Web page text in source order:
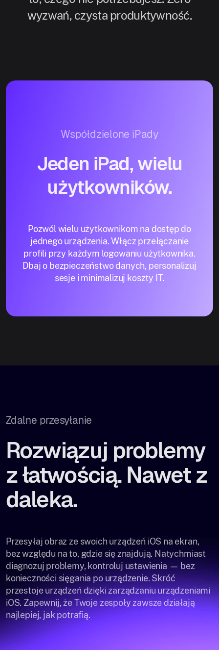
wyzwań, czysta produktywność.
Współdzielone iPady
Jeden iPad, wielu
użytkowników.
Pozwól wielu użytkownikom na dostęp do
jednego urządzenia. Włącz przełączanie
profili przy każdym logowaniu użytkownika.
Dbaj o bezpieczeństwo danych, personalizuj
sesje i minimalizuj koszty IT.
Zdalne przesyłanie
Rozwiązuj problemy
z łatwością. Nawet z
daleka.
Przesyłaj obraz ze swoich urządzeń iOS na ekran,
bez względu na to, gdzie się znajdują. Natychmiast
diagnozuj problemy, kontroluj ustawienia — bez
konieczności sięgania po urządzenie. Skróć
przestoje urządzeń dzięki zarządzaniu urządzeniami
iOS. Zapewnij, że Twoje zespoły zawsze działają
najlepiej, jak potrafią.